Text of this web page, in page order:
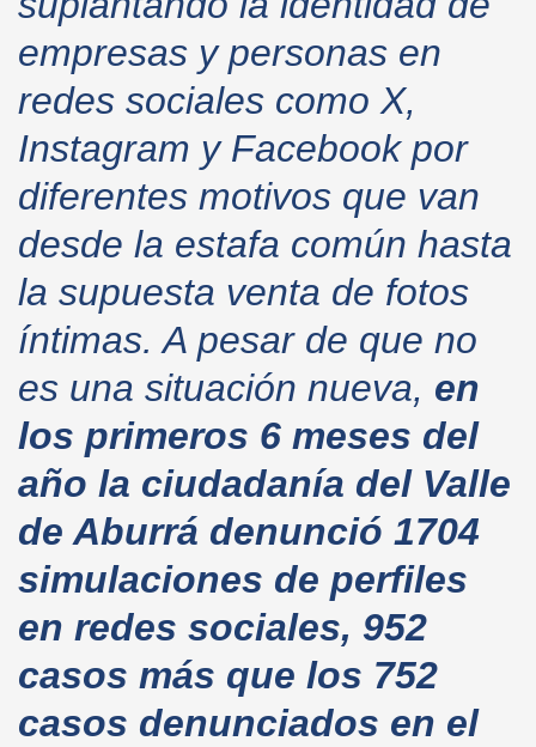
empresas y personas en
redes sociales como X,
Instagram y Facebook por
diferentes motivos que van
desde la estafa común hasta
la supuesta venta de fotos
íntimas. A pesar de que no
es una situación nueva, en
los primeros 6 meses del
año la ciudadanía del Valle
de Aburrá denunció 1704
simulaciones de perfiles
en redes sociales, 952
casos más que los 752
casos denunciados en el